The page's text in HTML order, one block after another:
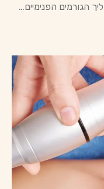
הגורמים הפנימיים…